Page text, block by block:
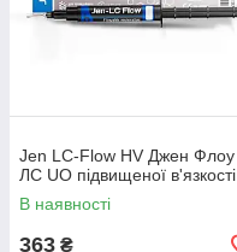
Jen LC-Flow HV Джен Флоу
ЛС UO підвищеної в'язкості
В наявності
363 ₴